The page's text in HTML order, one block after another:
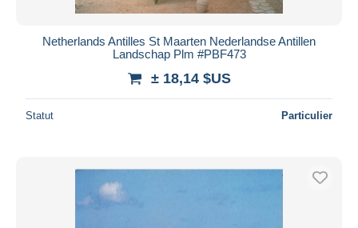
Netherlands Antilles St Maarten Nederlandse Antillen
Landschap Plm #PBF473
± 18,14 $US
Statut Particulier